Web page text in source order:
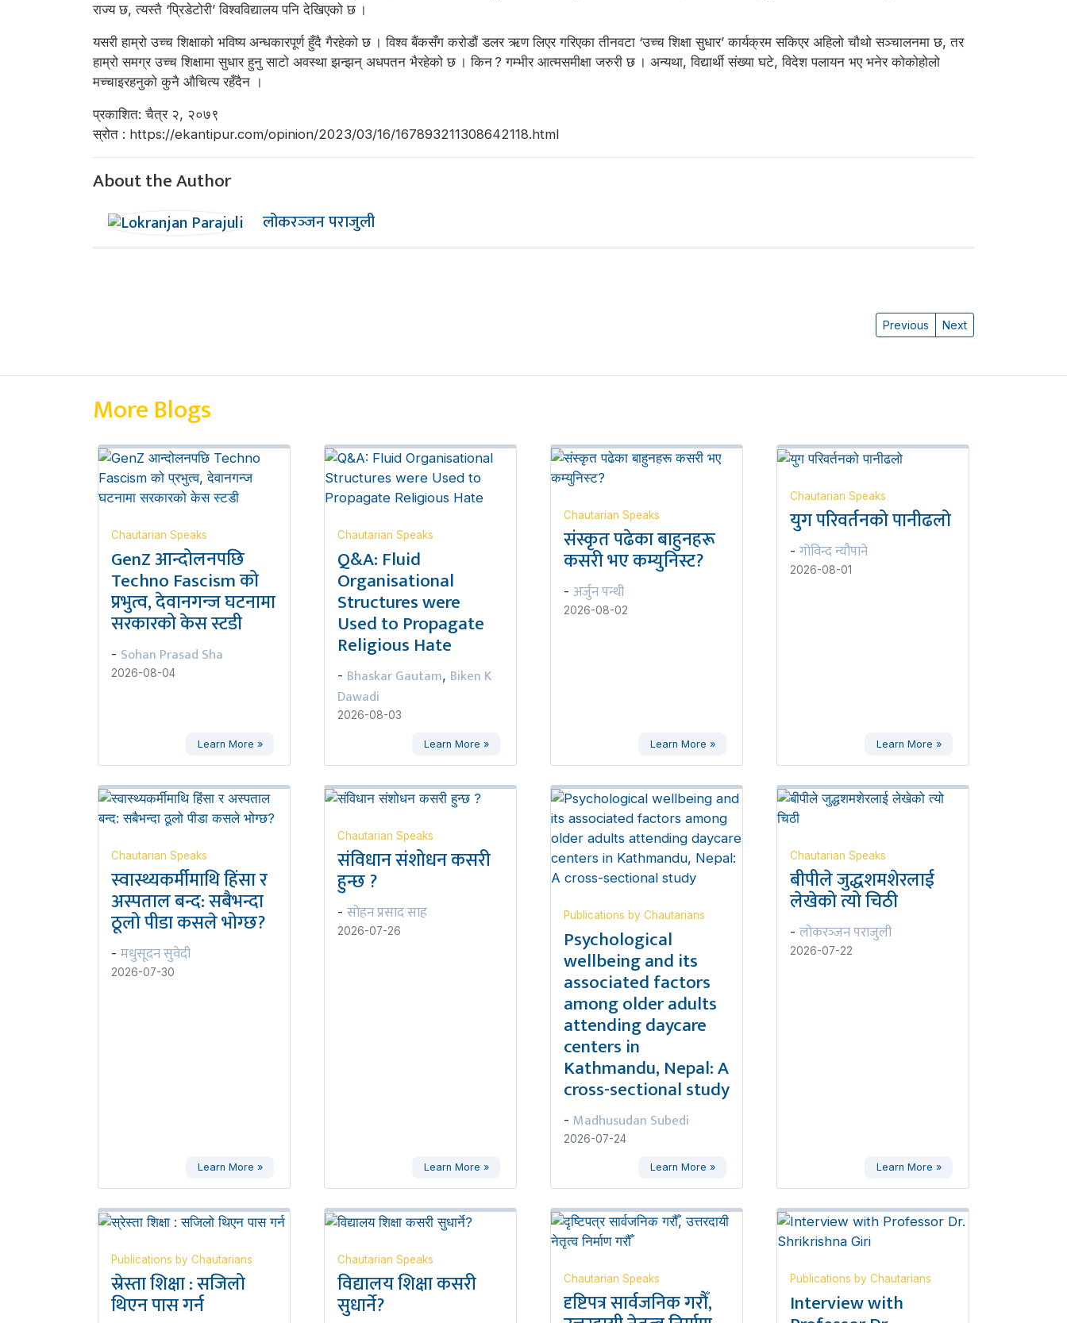
राज्य छ, त्यस्तै ‘प्रिडेटोरी’ विश्वविद्यालय पनि देखिएको छ ।
यसरी हाम्रो उच्च शिक्षाको भविष्य अन्धकारपूर्ण हुँदै गैरहेको छ । विश्व बैंकसँग करोडौं डलर ऋण लिएर गरिएका तीनवटा ‘उच्च शिक्षा सुधार’ कार्यक्रम सकिएर अहिलो चौथो सञ्चालनमा छ, तर
हाम्रो समग्र उच्च शिक्षामा सुधार हुनु साटो अवस्था झन्झन् अधपतन भैरहेको छ । किन ? गम्भीर आत्मसमीक्षा जरुरी छ । अन्यथा, विद्यार्थी संख्या घटे, विदेश पलायन भए भनेर कोकोहोलो
मच्चाइरहनुको कुनै औचित्य रहँदैन ।
प्रकाशित: चैत्र २, २०७९
स्रोत : https://ekantipur.com/opinion/2023/03/16/167893211308642118.html
About the Author
लोकरञ्‍जन पराजुली
Previous Next
More Blogs
Chautarian Speaks
GenZ आन्दोलनपछि
Techno Fascism को
प्रभुत्व, देवानगन्ज घटनामा
सरकारको केस स्टडी
- Sohan Prasad Sha
2026-08-04
Learn More »
Chautarian Speaks
Q&A: Fluid
Organisational
Structures were
Used to Propagate
Religious Hate
- Bhaskar Gautam, Biken K
Dawadi
2026-08-03
Learn More »
Chautarian Speaks
संस्कृत पढेका बाहुनहरू
कसरी भए कम्युनिस्ट?
- अर्जुन पन्थी
2026-08-02
Learn More »
Chautarian Speaks
युग परिवर्तनको पानीढलो
- गोविन्द न्यौपाने
2026-08-01
Learn More »
Chautarian Speaks
स्वास्थ्यकर्मीमाथि हिंसा र
अस्पताल बन्द: सबैभन्दा
ठूलो पीडा कसले भोग्छ?
- मधुसूदन सुवेदी
2026-07-30
Learn More »
Chautarian Speaks
संविधान संशोधन कसरी
हुन्छ ?
- सोहन प्रसाद साह
2026-07-26
Learn More »
Publications by Chautarians
Psychological
wellbeing and its
associated factors
among older adults
attending daycare
centers in
Kathmandu, Nepal: A
cross-sectional study
- Madhusudan Subedi
2026-07-24
Learn More »
Chautarian Speaks
बीपीले जुद्धशमशेरलाई
लेखेको त्यो चिठी
- लोकरञ्‍जन पराजुली
2026-07-22
Learn More »
Publications by Chautarians
स्रेस्ता शिक्षा : सजिलो
थिएन पास गर्न
Chautarian Speaks
विद्यालय शिक्षा कसरी
सुधार्ने?
Chautarian Speaks
दृष्टिपत्र सार्वजनिक गरौँ,
Publications by Chautarians
Interview with